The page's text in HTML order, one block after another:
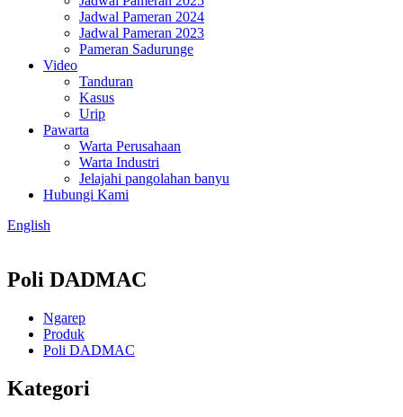
Jadwal Pameran 2024
Jadwal Pameran 2023
Pameran Sadurunge
Video
Tanduran
Kasus
Urip
Pawarta
Warta Perusahaan
Warta Industri
Jelajahi pangolahan banyu
Hubungi Kami
English
Poli DADMAC
Ngarep
Produk
Poli DADMAC
Kategori